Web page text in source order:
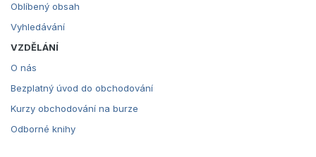
Oblíbený obsah
Vyhledávání
VZDĚLÁNÍ
O nás
Bezplatný úvod do obchodování
Kurzy obchodování na burze
Odborné knihy